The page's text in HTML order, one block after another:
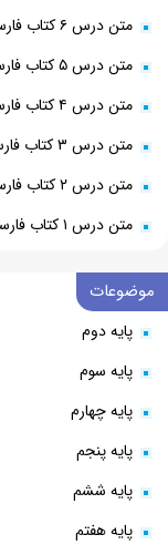
متن درس ۶ کتاب فارسی چهارم (+ فایل صوتی)
متن درس ۵ کتاب فارسی چهارم (+ فایل صوتی)
متن درس ۴ کتاب فارسی چهارم (+ فایل صوتی)
متن درس ۳ کتاب فارسی چهارم (+ فایل صوتی)
متن درس ۲ کتاب فارسی چهارم (+ فایل صوتی)
متن درس ۱ کتاب فارسی چهارم (+ فایل صوتی)
موضوعات
پایه دوم
پایه سوم
پایه چهارم
پایه پنجم
پایه ششم
پایه هفتم